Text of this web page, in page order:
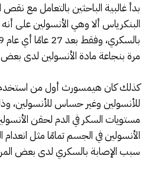
بدأ غالبية الباحثين بالتعامل مع نقص
البنكرياس ألا وهي الأنسولين على
مرة بنجاعة مادة الأنسولين لدى
كذلك كان هيمسورث أول من
للأنسولين وغير حساس للأنسولين،
مستويات السكر في الدم لحقن
الأنسولين في الجسم تمامًا مثل
سبب الإصابة بالسكري لدى بعض